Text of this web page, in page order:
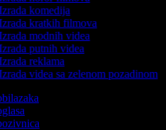
komedija
kratkih filmova
modnih videa
putnih videa
reklama
videa sa zelenom pozadinom